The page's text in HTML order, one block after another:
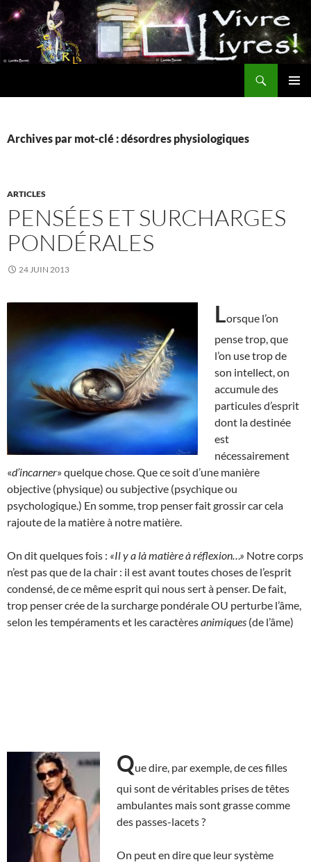
Aller
au
contenu
Archives par mot-clé : désordres physiologiques
ARTICLES
PENSÉES ET SURCHARGES
PONDÉRALES
24 JUIN 2013
Lorsque l’on
pense trop, que
l’on use trop de
son intellect, on
accumule des
particules d’esprit
dont la destinée
est
nécessairement
«d’incarner» quelque chose. Que ce soit d’une manière
objective (physique) ou subjective (psychique ou
psychologique.) En somme, trop penser fait grossir car cela
rajoute de la matière à notre matière.
On dit quelques fois : «Il y a là matière à réflexion…» Notre corps
n’est pas que de la chair : il est avant toutes choses de l’esprit
condensé, de ce même esprit qui nous sert à penser. De fait,
trop penser crée de la surcharge pondérale OU perturbe l’âme,
selon les tempéraments et les caractèresanimiques (de l’âme)
Que dire, par exemple, de ces filles
qui sont de véritables prises de têtes
ambulantes mais sont grasse comme
des passes-lacets ?
On peut en dire que leur système